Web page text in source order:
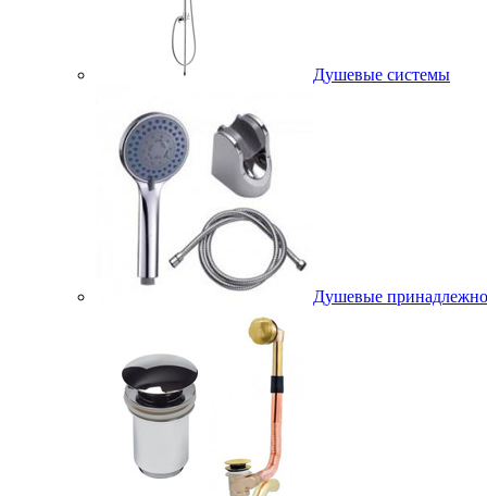
Душевые системы
Душевые